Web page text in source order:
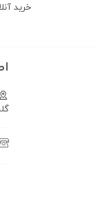
خرید
گلستان